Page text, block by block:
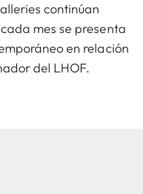
continúan
mes se presenta
en relación
del LHOF.